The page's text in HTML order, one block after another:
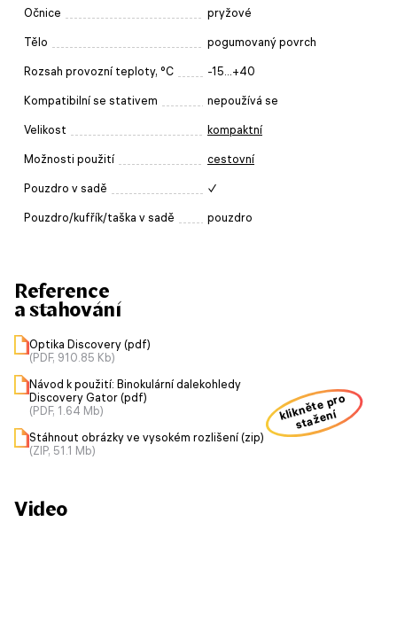
Očnice pryžové
Tělo pogumovaný povrch
Rozsah provozní teploty, °C -15...+40
Kompatibilní se stativem nepoužívá se
Velikost kompaktní
Možnosti použití cestovní
Pouzdro v sadě ✓
Pouzdro/kufřík/taška v sadě pouzdro
Reference
a stahování
Optika Discovery (pdf)
(PDF, 910.85 Kb)
Návod k použití: Binokulární dalekohledy
Discovery Gator (pdf)
(PDF, 1.64 Mb)
Stáhnout obrázky ve vysokém rozlišení (zip)
(ZIP, 51.1 Mb)
klikněte pro
stažení
Video